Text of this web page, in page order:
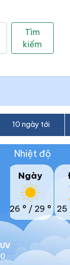
Tìm
kiếm
10 ngày tới
UV
0
Nhiệt độ
Ngày
26 ° / 29 ° 25